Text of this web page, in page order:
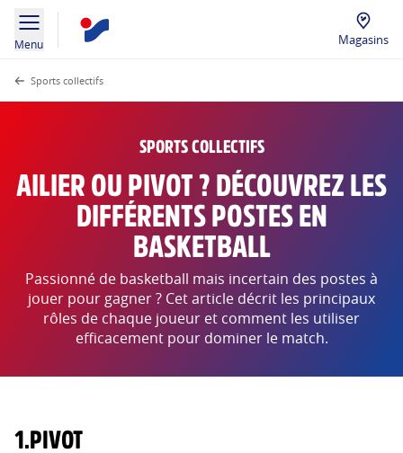
Menu Magasins
Sports collectifs
SPORTS COLLECTIFS
AILIER OU PIVOT ? DÉCOUVREZ LES
DIFFÉRENTS POSTES EN
BASKETBALL
Passionné de basketball mais incertain des postes à
jouer pour gagner ? Cet article décrit les principaux
rôles de chaque joueur et comment les utiliser
efficacement pour dominer le match.
1.PIVOT